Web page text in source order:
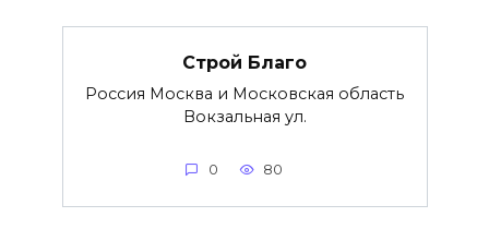
Строй Благо
Россия Москва и Московская область
Вокзальная ул.
0 80